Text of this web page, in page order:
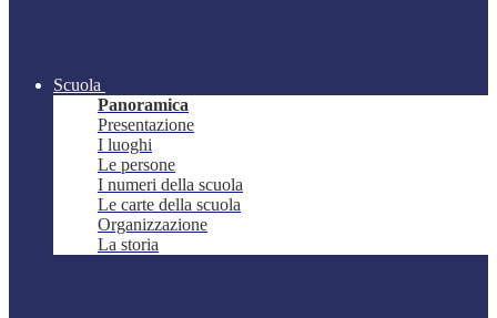
Scuola
Panoramica
Presentazione
I luoghi
Le persone
I numeri della scuola
Le carte della scuola
Organizzazione
La storia